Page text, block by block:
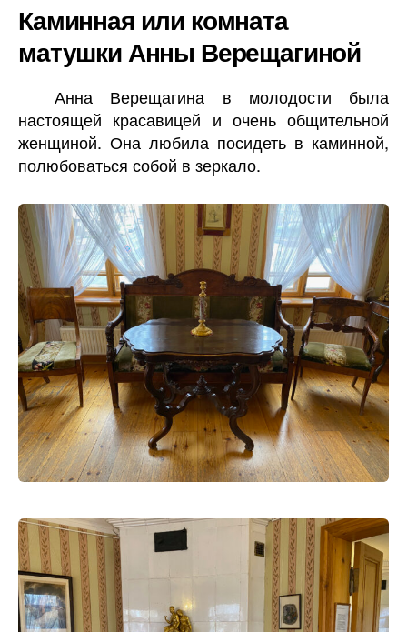
Каминная или комната
матушки Анны Верещагиной
Анна Верещагина в молодости была
настоящей красавицей и очень общительной
женщиной. Она любила посидеть в каминной,
полюбоваться собой в зеркало.